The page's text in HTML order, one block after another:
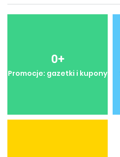
0+
Promocje: gazetki i kupony